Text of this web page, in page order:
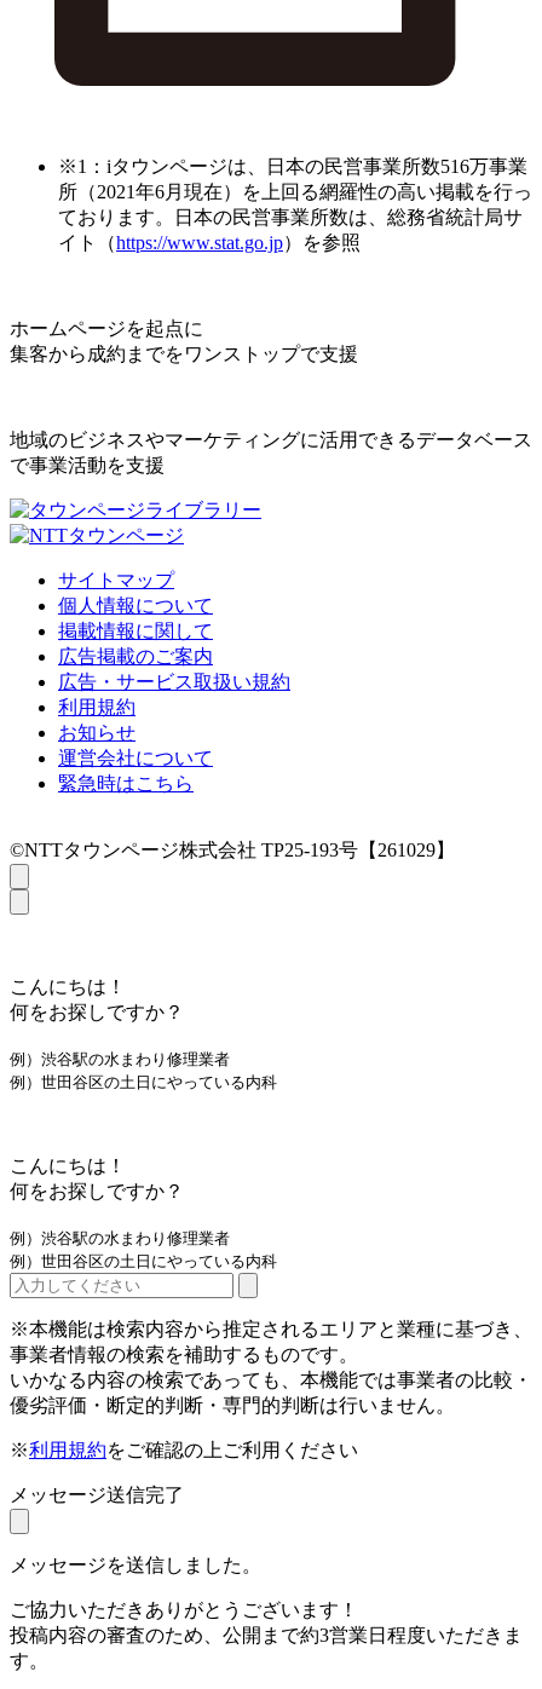
※1：iタウンページは、日本の民営事業所数516万事業
所（2021年6月現在）を上回る網羅性の高い掲載を行っ
ております。日本の民営事業所数は、総務省統計局サ
イト（https://www.stat.go.jp）を参照
ホームページを起点に
集客から成約までをワンストップで支援
地域のビジネスやマーケティングに活用できるデータベース
で事業活動を支援
サイトマップ
個人情報について
掲載情報に関して
広告掲載のご案内
広告・サービス取扱い規約
利用規約
お知らせ
運営会社について
緊急時はこちら
©NTTタウンページ株式会社 TP25-193号【261029】
こんにちは！
何をお探しですか？
例）渋谷駅の水まわり修理業者
例）世田谷区の土日にやっている内科
こんにちは！
何をお探しですか？
例）渋谷駅の水まわり修理業者
例）世田谷区の土日にやっている内科
※本機能は検索内容から推定されるエリアと業種に基づき、
事業者情報の検索を補助するものです。
いかなる内容の検索であっても、本機能では事業者の比較・
優劣評価・断定的判断・専門的判断は行いません。
※利用規約をご確認の上ご利用ください
メッセージ送信完了
メッセージを送信しました。
ご協力いただきありがとうございます！
投稿内容の審査のため、公開まで約3営業日程度いただきま
す。